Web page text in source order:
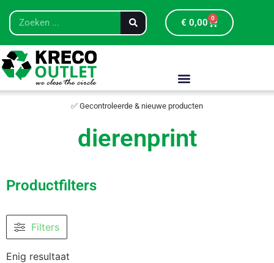
€ 0,00 0
✅ Gecontroleerde & nieuwe producten
dierenprint
Productfilters
Filters
Enig resultaat